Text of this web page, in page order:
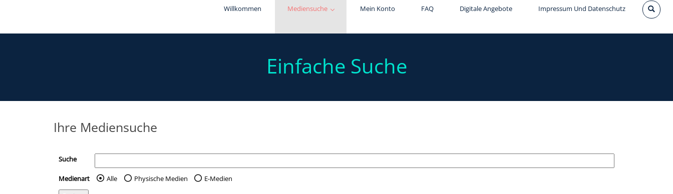
Willkommen Einfache Suche
Erweiterte Suche
Mediensuche Mein Konto FAQ Digitale Angebote Impressum Und Datenschutz
Einfache Suche
Ihre Mediensuche
Suche
Medienart Wählen Sie die Medienart nach der Sie suchen wollen.
Alle Physische Medien E-Medien